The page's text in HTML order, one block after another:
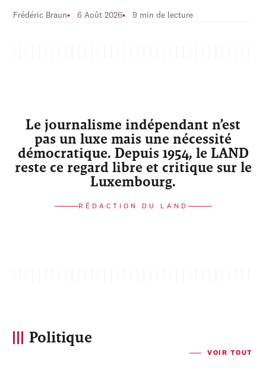
Frédéric Braun 6 Août 2026 9 min de lecture
Le journalisme indépendant n’est
pas un luxe mais une nécessité
démocratique. Depuis 1954, le LAND
reste ce regard libre et critique sur le
Luxembourg.
RÉDACTION DU LAND
Politique
VOIR TOUT